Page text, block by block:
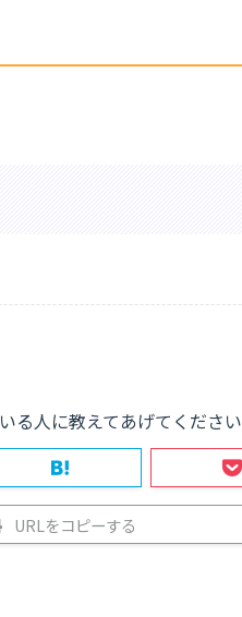
る人に教えてあげてください
URLをコピーする